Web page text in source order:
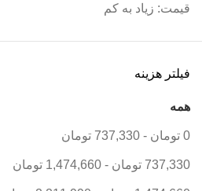
قیمت: زیاد به کم
فیلتر هزینه
همه
0 تومان -
737,330 تومان
737,330 تومان -
1,474,660 تومان